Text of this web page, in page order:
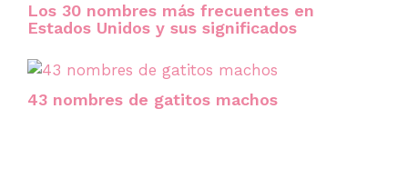
Los 30 nombres más frecuentes en
Estados Unidos y sus significados
43 nombres de gatitos machos